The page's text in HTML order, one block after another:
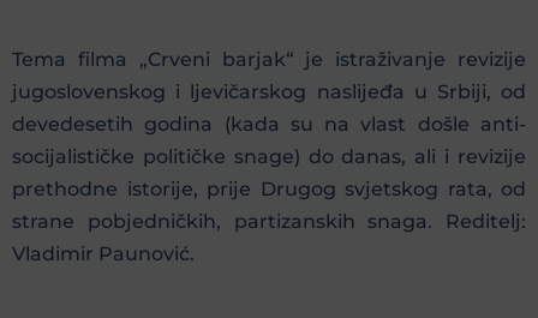
Tema filma „Crveni barjak“ je istraživanje revizije
jugoslovenskog i ljevičarskog naslijeđa u Srbiji, od
devedesetih godina (kada su na vlast došle anti-
socijalističke političke snage) do danas, ali i revizije
prethodne istorije, prije Drugog svjetskog rata, od
strane pobjedničkih, partizanskih snaga. Reditelj:
Vladimir Paunović.